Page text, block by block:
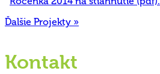
Ďalšie Projekty »
Kontakt